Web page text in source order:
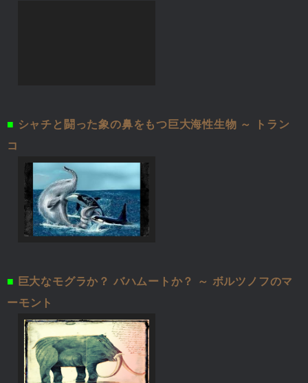
■ シャチと闘った象の鼻をもつ巨大海性生物 ～ トラン
コ
■ 巨大なモグラか？ バハムートか？ ～ ボルツノフのマ
ーモント